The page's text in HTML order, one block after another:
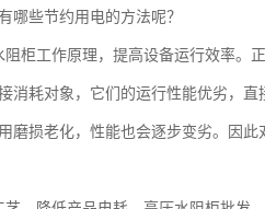
哪些节约用电的方法呢？
柜工作原理，提高设备运行效率。
消耗对象，它们的运行性能优劣，
磨损老化，性能也会逐步变劣。因